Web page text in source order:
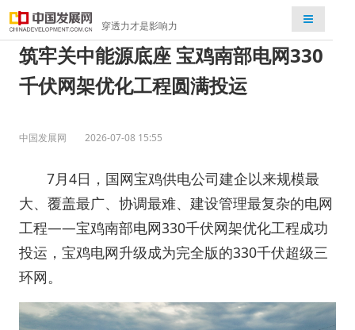
穿透力才是影响力
检索
筑牢关中能源底座 宝鸡南部电网330
千伏网架优化工程圆满投运
中国发展网 2026-07-08 15:55
7月4日，国网宝鸡供电公司建企以来规模最
大、覆盖最广、协调最难、建设管理最复杂的电网
工程——宝鸡南部电网330千伏网架优化工程成功
投运，宝鸡电网升级成为完全版的330千伏超级三
环网。